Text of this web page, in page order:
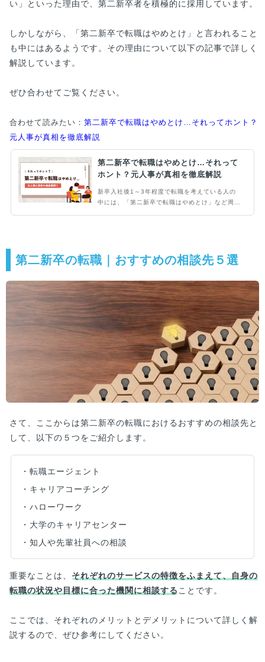
い」といった理由で、第二新卒者を積極的に採用しています。
しかしながら、「第二新卒で転職はやめとけ」と言われること
も中にはあるようです。その理由について以下の記事で詳しく
解説しています。
ぜひ合わせてご覧ください。
合わせて読みたい： 第二新卒で転職はやめとけ…それってホント？
元人事が真相を徹底解説
第二新卒で転職はやめとけ…それって
ホント？元人事が真相を徹底解説
新卒入社後1～3年程度で転職を考えている人の
中には、「第二新卒で転職はやめとけ」など周囲
ントでプライム上場企業の人事経験者が徹底解説
します！
第二新卒の転職｜おすすめの相談先５選
さて、ここからは第二新卒の転職におけるおすすめの相談先と
して、以下の５つをご紹介します。
・転職エージェント
・キャリアコーチング
・ハローワーク
・大学のキャリアセンター
・知人や先輩社員への相談
重要なことは、 それぞれのサービスの特徴をふまえて、自身の
転職の状況や目標に合った機関に相談する ことです。
ここでは、それぞれのメリットとデメリットについて詳しく解
説するので、ぜひ参考にしてください。